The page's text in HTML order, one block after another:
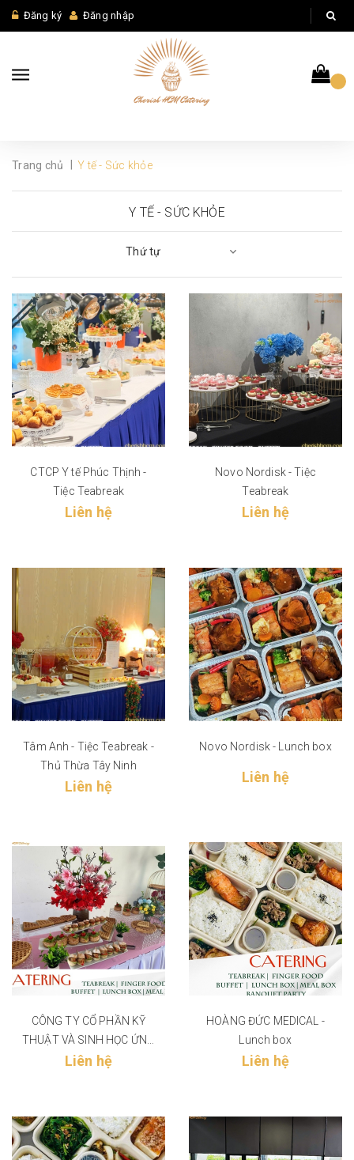
Đăng ký Đăng nhập
Trang chủ Y tế - Sức khỏe
Y TẾ - SỨC KHỎE
Thứ tự
CTCP Y tế Phúc Thịnh -
Tiệc Teabreak
Liên hệ
Novo Nordisk - Tiệc
Teabreak
Liên hệ
Tâm Anh - Tiệc Teabreak -
Thủ Thừa Tây Ninh
Liên hệ
Novo Nordisk - Lunch box
Liên hệ
CÔNG TY CỔ PHẦN KỸ
THUẬT VÀ SINH HỌC ỨNG
DỤNG VIỆT NAM
Liên hệ
HOÀNG ĐỨC MEDICAL -
Lunch box
Liên hệ